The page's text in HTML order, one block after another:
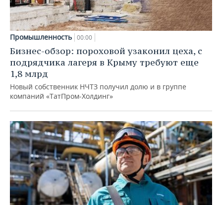
Промышленность 00:00
Бизнес-обзор: пороховой узаконил цеха, с
подрядчика лагеря в Крыму требуют еще
1,8 млрд
Новый собственник НЧТЗ получил долю и в группе
компаний «ТатПром-Холдинг»